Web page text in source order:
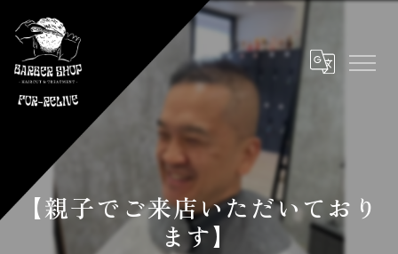
【親子でご来店いただいており
ます】